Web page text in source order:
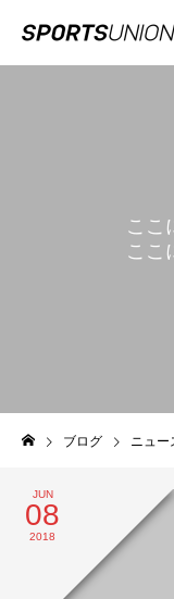
ここ
ここ
ブログ ニュー
JUN
08
2018